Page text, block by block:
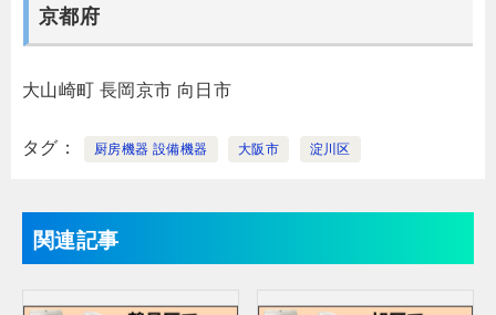
京都府
大山崎町 長岡京市 向日市
タグ 厨房機器 設備機器 大阪市 淀川区
関連記事